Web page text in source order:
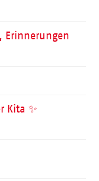
Erinnerungen
Kita ✨